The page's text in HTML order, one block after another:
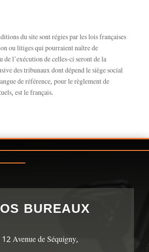
du site sont régies par les lois françaises
ou litiges qui pourraient naître de
l’exécution de celles-ci seront de la
des tribunaux dont dépend le siège social
de référence, pour le règlement de
est le français.
BUREAUX
12 Avenue de Séquigny,